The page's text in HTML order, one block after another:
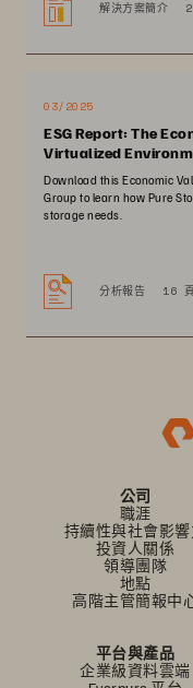
解決方案簡介
03/2025
ESG Report: The
Virtualized
Download this Economic
Group to learn how Pure
storage needs.
分析報告 16 頁
公司
職涯
持續性與社會影響
投資人關係
領導團隊
地點
高階主管簡報中
平台與產品
企業級資料雲端